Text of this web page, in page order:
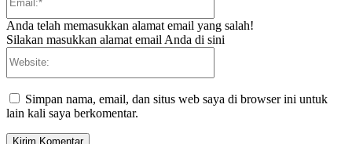
Anda telah memasukkan alamat email yang salah!
Silakan masukkan alamat email Anda di sini
Simpan nama, email, dan situs web saya di browser ini untuk
lain kali saya berkomentar.